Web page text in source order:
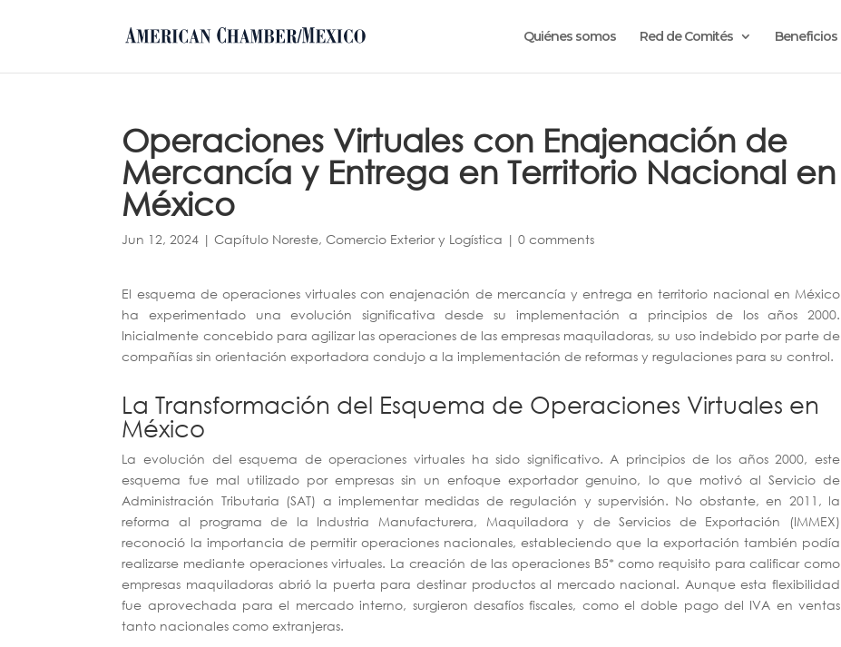
Quiénes somos Red de Comités Beneficios
Operaciones Virtuales con Enajenación de
Mercancía y Entrega en Territorio Nacional en
México
Jun 12, 2024 |Capítulo Noreste,Comercio Exterior y Logística |0 comments
El esquema de operaciones virtuales con enajenación de mercancía y entrega en territorio nacional en México
ha experimentado una evolución significativa desde su implementación a principios de los años 2000.
Inicialmente concebido para agilizar las operaciones de las empresas maquiladoras, su uso indebido por parte de
compañías sin orientación exportadora condujo a la implementación de reformas y regulaciones para su control.
La Transformación del Esquema de Operaciones Virtuales en
México
La evolución del esquema de operaciones virtuales ha sido significativo. A principios de los años 2000, este
esquema fue mal utilizado por empresas sin un enfoque exportador genuino, lo que motivó al Servicio de
Administración Tributaria (SAT) a implementar medidas de regulación y supervisión. No obstante, en 2011, la
reforma al programa de la Industria Manufacturera, Maquiladora y de Servicios de Exportación (IMMEX)
reconoció la importancia de permitir operaciones nacionales, estableciendo que la exportación también podía
realizarse mediante operaciones virtuales. La creación de las operaciones B5* como requisito para calificar como
empresas maquiladoras abrió la puerta para destinar productos al mercado nacional. Aunque esta flexibilidad
fue aprovechada para el mercado interno, surgieron desafíos fiscales, como el doble pago del IVA en ventas
tanto nacionales como extranjeras.